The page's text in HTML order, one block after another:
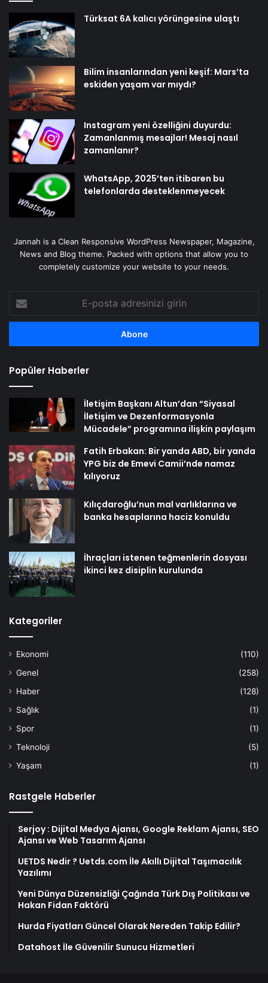
Türksat 6A kalıcı yörüngesine ulaştı
Bilim insanlarından yeni keşif: Mars’ta
eskiden yaşam var mıydı?
Instagram yeni özelliğini duyurdu:
Zamanlanmış mesajlar! Mesaj nasıl
zamanlanır?
WhatsApp, 2025’ten itibaren bu
telefonlarda desteklenmeyecek
Jannah is a Clean Responsive WordPress Newspaper, Magazine,
News and Blog theme. Packed with options that allow you to
completely customize your website to your needs.
posta
adresinizi
Popüler Haberler
İletişim Başkanı Altun’dan “Siyasal
İletişim ve Dezenformasyonla
Mücadele” programına ilişkin paylaşım
Fatih Erbakan: Bir yanda ABD, bir yanda
YPG biz de Emevi Camii’nde namaz
kılıyoruz
Kılıçdaroğlu’nun mal varlıklarına ve
banka hesaplarına haciz konuldu
İhraçları istenen teğmenlerin dosyası
ikinci kez disiplin kurulunda
Kategoriler
Ekonomi
(110)
Genel
(258)
Haber
(128)
Sağlık
(1)
Spor
(1)
Teknoloji
(5)
Yaşam
(1)
Rastgele Haberler
Serjoy : Dijital Medya Ajansı, Google Reklam Ajansı, SEO
Ajansı ve Web Tasarım Ajansı
UETDS Nedir ? Uetds.com İle Akıllı Dijital Taşımacılık
Yazılımı
Yeni Dünya Düzensizliği Çağında Türk Dış Politikası ve
Hakan Fidan Faktörü
Hurda Fiyatları Güncel Olarak Nereden Takip Edilir?
Datahost İle Güvenilir Sunucu Hizmetleri